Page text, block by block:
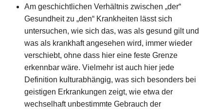
Am geschichtlichen Verhältnis zwischen „der“
Gesundheit zu „den“ Krankheiten lässt sich
untersuchen, wie sich das, was als gesund gilt und
was als krankhaft angesehen wird, immer wieder
verschiebt, ohne dass hier eine feste Grenze
erkennbar wäre. Vielmehr ist auch hier jede
Definition kulturabhängig, was sich besonders bei
geistigen Erkrankungen zeigt, wie etwa der
wechselhaft unbestimmte Gebrauch der